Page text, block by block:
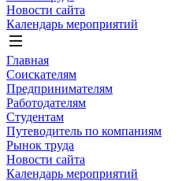
Новости сайта
Календарь мероприятий
Главная
Соискателям
Предпринимателям
Работодателям
Студентам
Путеводитель по компаниям
Рынок труда
Новости сайта
Календарь мероприятий